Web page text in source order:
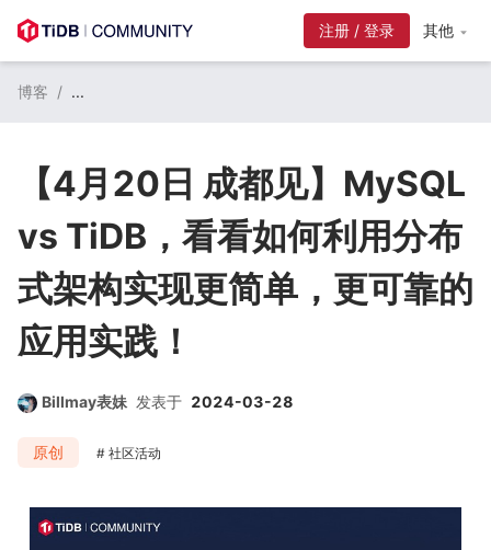
注册 / 登录 其他
博客 / ...
【4月20日 成都见】MySQL
vs TiDB，看看如何利用分布
式架构实现更简单，更可靠的
应用实践！
Billmay表妹 发表于 2024-03-28
原创 社区活动